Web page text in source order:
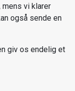
mens vi klarer
også sende en
giv os endelig et